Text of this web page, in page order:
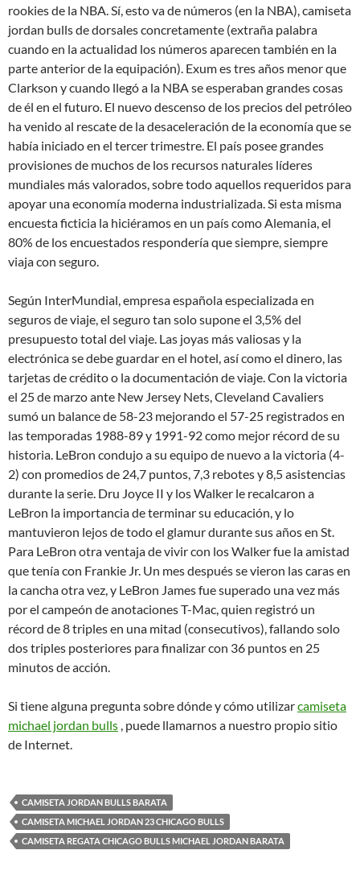
rookies de la NBA. Sí, esto va de números (en la NBA), camiseta
jordan bulls de dorsales concretamente (extraña palabra
cuando en la actualidad los números aparecen también en la
parte anterior de la equipación). Exum es tres años menor que
Clarkson y cuando llegó a la NBA se esperaban grandes cosas
de él en el futuro. El nuevo descenso de los precios del petróleo
ha venido al rescate de la desaceleración de la economía que se
había iniciado en el tercer trimestre. El país posee grandes
provisiones de muchos de los recursos naturales líderes
mundiales más valorados, sobre todo aquellos requeridos para
apoyar una economía moderna industrializada. Si esta misma
encuesta ficticia la hiciéramos en un país como Alemania, el
80% de los encuestados respondería que siempre, siempre
viaja con seguro.
Según InterMundial, empresa española especializada en
seguros de viaje, el seguro tan solo supone el 3,5% del
presupuesto total del viaje. Las joyas más valiosas y la
electrónica se debe guardar en el hotel, así como el dinero, las
tarjetas de crédito o la documentación de viaje. Con la victoria
el 25 de marzo ante New Jersey Nets, Cleveland Cavaliers
sumó un balance de 58-23 mejorando el 57-25 registrados en
las temporadas 1988-89 y 1991-92 como mejor récord de su
historia. LeBron condujo a su equipo de nuevo a la victoria (4-
2) con promedios de 24,7 puntos, 7,3 rebotes y 8,5 asistencias
durante la serie. Dru Joyce II y los Walker le recalcaron a
LeBron la importancia de terminar su educación, y lo
mantuvieron lejos de todo el glamur durante sus años en St.
Para LeBron otra ventaja de vivir con los Walker fue la amistad
que tenía con Frankie Jr. Un mes después se vieron las caras en
la cancha otra vez, y LeBron James fue superado una vez más
por el campeón de anotaciones T-Mac, quien registró un
récord de 8 triples en una mitad (consecutivos), fallando solo
dos triples posteriores para finalizar con 36 puntos en 25
minutos de acción.
Si tiene alguna pregunta sobre dónde y cómo utilizarcamiseta
michael jordan bulls , puede llamarnos a nuestro propio sitio
de Internet.
CAMISETA JORDAN BULLS BARATA
CAMISETA MICHAEL JORDAN 23 CHICAGO BULLS
CAMISETA REGATA CHICAGO BULLS MICHAEL JORDAN BARATA